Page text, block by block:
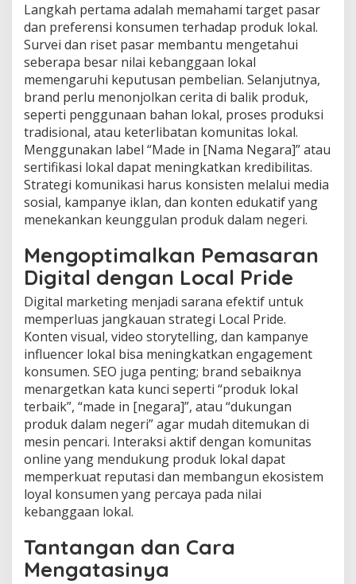
Langkah pertama adalah memahami target pasar
dan preferensi konsumen terhadap produk lokal.
Survei dan riset pasar membantu mengetahui
seberapa besar nilai kebanggaan lokal
memengaruhi keputusan pembelian. Selanjutnya,
brand perlu menonjolkan cerita di balik produk,
seperti penggunaan bahan lokal, proses produksi
tradisional, atau keterlibatan komunitas lokal.
Menggunakan label “Made in [Nama Negara]” atau
sertifikasi lokal dapat meningkatkan kredibilitas.
Strategi komunikasi harus konsisten melalui media
sosial, kampanye iklan, dan konten edukatif yang
menekankan keunggulan produk dalam negeri.
Mengoptimalkan Pemasaran
Digital dengan Local Pride
Digital marketing menjadi sarana efektif untuk
memperluas jangkauan strategi Local Pride.
Konten visual, video storytelling, dan kampanye
influencer lokal bisa meningkatkan engagement
konsumen. SEO juga penting; brand sebaiknya
menargetkan kata kunci seperti “produk lokal
terbaik”, “made in [negara]”, atau “dukungan
produk dalam negeri” agar mudah ditemukan di
mesin pencari. Interaksi aktif dengan komunitas
online yang mendukung produk lokal dapat
memperkuat reputasi dan membangun ekosistem
loyal konsumen yang percaya pada nilai
kebanggaan lokal.
Tantangan dan Cara
Mengatasinya